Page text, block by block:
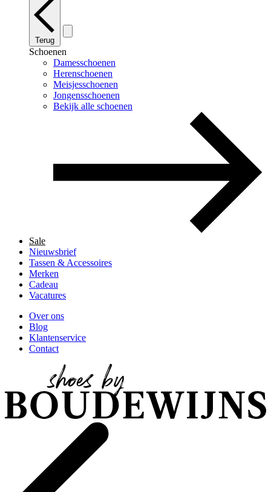
Terug
Schoenen
Damesschoenen
Herenschoenen
Meisjesschoenen
Jongensschoenen
Bekijk alle schoenen
Sale
Nieuwsbrief
Tassen & Accessoires
Merken
Cadeau
Vacatures
Over ons
Blog
Klantenservice
Contact